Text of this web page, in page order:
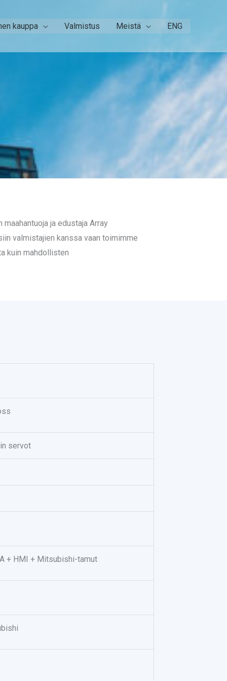
kauppa Valmistus Meistä ENG
ja edustaja Array
valmistajien kanssa vaan toimimme
kuin mahdollisten
servot
+ HMI + Mitsubishi-tamut